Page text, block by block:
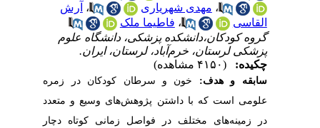
،مهدی شهریاری ،آرش
القاسی
،فاطیما ملک
گروه کودکان،دانشکده پزشکی، دانشگاه علوم
پزشکی لرستان، خرم‌آباد، لرستان، ایران.
چکیده:
سابقه و هدف:خون و سرطان کودکان در
زمره
علومی است که با داشتن پژوهش‌های وسیع و متعدد
در زمینه‌های مختلف در فواصل زمانی کوتاه دچار